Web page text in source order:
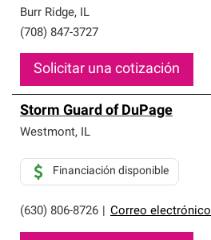
Burr Ridge, IL
(708) 847-3727
Solicitar una cotización
Storm Guard of DuPage
Westmont, IL
(630) 806-8726 Correo electrónico
Financiación disponible